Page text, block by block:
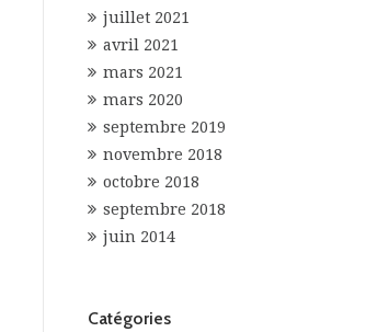
juillet 2021
avril 2021
mars 2021
mars 2020
septembre 2019
novembre 2018
octobre 2018
septembre 2018
juin 2014
Catégories